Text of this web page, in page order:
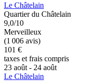
Le Châtelain
Quartier du Châtelain
9,0/10
Merveilleux
(1 006 avis)
101 €
taxes et frais compris
23 août - 24 août
Le Châtelain